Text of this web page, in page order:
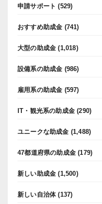
申請サポート (529)
おすすめ助成金 (741)
大型の助成金 (1,018)
設備系の助成金 (986)
雇用系の助成金 (597)
IT・観光系の助成金 (290)
ユニークな助成金 (1,488)
47都道府県の助成金 (179)
新しい助成金 (1,500)
新しい自治体(137)